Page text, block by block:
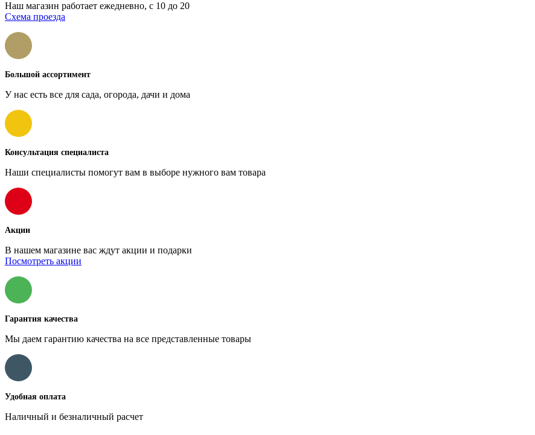
Наш магазин работает ежедневно, с 10 до 20
Схема проезда
Большой ассортимент
У нас есть все для сада, огорода, дачи и дома
Консультация специалиста
Наши специалисты помогут вам в выборе нужного вам товара
Акции
В нашем магазине вас ждут акции и подарки
Посмотреть акции
Гарантия качества
Мы даем гарантию качества на все представленные товары
Удобная оплата
Наличный и безналичный расчет